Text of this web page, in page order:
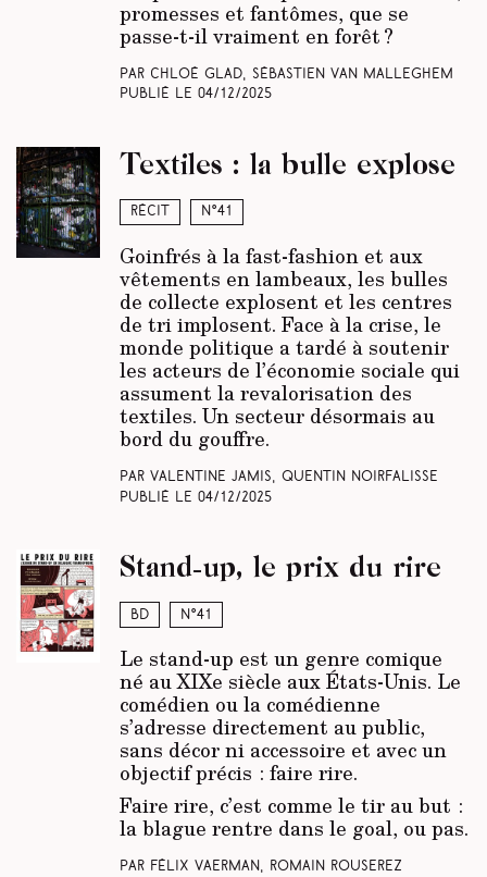
promesses et fantômes, que se
passe-t-il vraiment en forêt ?
Par Chloé Glad, Sébastien Van Malleghem
Publié le 04/12/2025
Récit N°41
Textiles : la bulle explose
Goinfrés à la fast-fashion et aux
vêtements en lambeaux, les bulles
de collecte explosent et les centres
de tri implosent. Face à la crise, le
monde politique a tardé à soutenir
les acteurs de l’économie sociale qui
assument la revalorisation des
textiles. Un secteur désormais au
bord du gouffre.
Par Valentine Jamis, Quentin Noirfalisse
Publié le 04/12/2025
BD N°41
Stand-up, le prix du rire
Le stand-up est un genre comique
né au XIXe siècle aux États-Unis. Le
comédien ou la comédienne
s’adresse directement au public,
sans décor ni accessoire et avec un
objectif précis : faire rire.
Faire rire, c’est comme le tir au but :
la blague rentre dans le goal, ou pas.
Par Félix Vaerman, Romain Rouserez